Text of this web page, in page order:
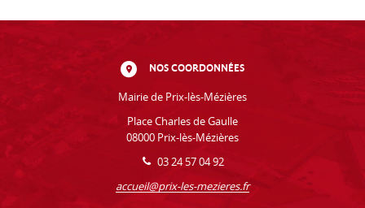
NOS COORDONNÉES
Mairie de Prix-lès-Mézières
Place Charles de Gaulle
08000 Prix-lès-Mézières
03 24 57 04 92
accueil@prix-les-mezieres.fr